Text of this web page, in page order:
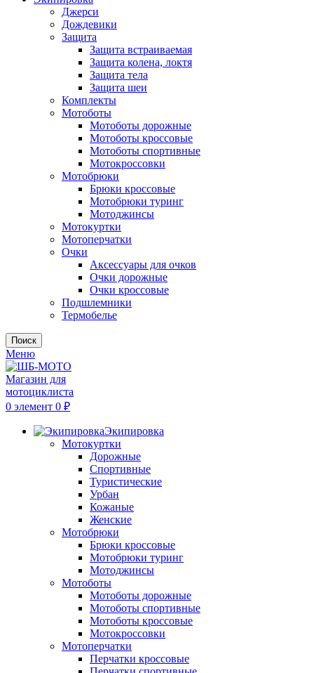
Джерси
Дождевики
Защита
Защита встраиваемая
Защита колена, локтя
Защита тела
Защита шеи
Комплекты
Мотоботы
Мотоботы дорожные
Мотоботы кроссовые
Мотоботы спортивные
Мотокроссовки
Мотобрюки
Брюки кроссовые
Мотобрюки туринг
Мотоджинсы
Мотокуртки
Мотоперчатки
Очки
Аксессуары для очков
Очки дорожные
Очки кроссовые
Подшлемники
Термобелье
Поиск
Меню
0 элемент 0 ₽
Экипировка
Мотокуртки
Дорожные
Спортивные
Туристические
Урбан
Кожаные
Женские
Мотобрюки
Брюки кроссовые
Мотобрюки туринг
Мотоджинсы
Мотоботы
Мотоботы дорожные
Мотоботы спортивные
Мотоботы кроссовые
Мотокроссовки
Мотоперчатки
Перчатки кроссовые